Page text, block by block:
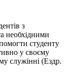
з
необхідними
студенту
у своєму
служінні (Ездр.